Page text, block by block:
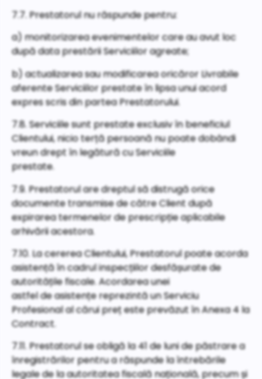
7.7. Prestatorul nu răspunde pentru:
a) monitorizarea evenimentelor care au avut loc
după data prestării Serviciilor agreate;
b) actualizarea sau modificarea oricăror Livrabile
aferente Serviciilor prestate în lipsa unui acord
expres scris din partea Prestatorului.
7.8. Serviciile sunt prestate exclusiv în beneficiul
Clientului, nicio terță persoană nu poate dobândi
vreun drept în legătură cu Serviciile
prestate.
7.9. Prestatorul are dreptul să distrugă orice
documente transmise de către Client după
expirarea termenelor de prescripție aplicabile
arhivării acestora.
7.10. La cererea Clientului, Prestatorul poate acorda
asistență în cadrul inspecțiilor desfășurate de
autoritățile fiscale. Acordarea unei
astfel de asistențe reprezintă un Serviciu
Profesional al cărui preț este prevăzut în Anexa 4 la
Contract.
7.11. Prestatorul se obligă la 41 de luni de păstrare a
înregistrărilor pentru a răspunde la întrebările
legale de la autoritatea fiscală națională, precum și